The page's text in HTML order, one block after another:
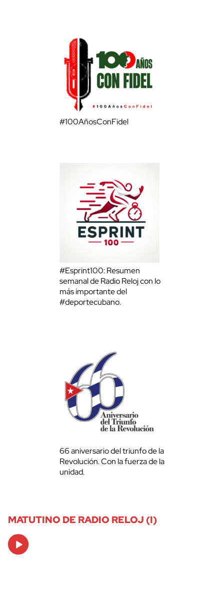
#100AñosConFidel
#Esprint100: Resumen
semanal de Radio Reloj con lo
más importante del
#deportecubano.
66 aniversario del triunfo de la
Revolución. Con la fuerza de la
unidad.
MATUTINO DE RADIO RELOJ (I)
Audio
Player